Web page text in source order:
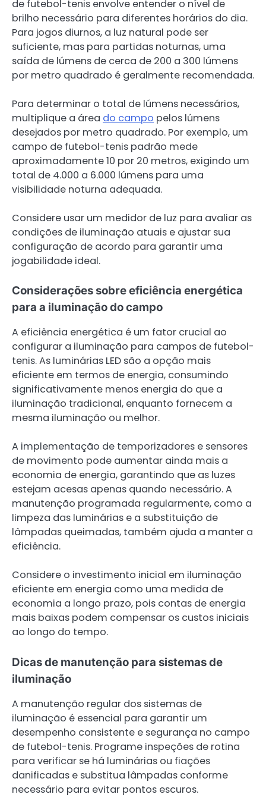
de futebol-tenis envolve entender o nível de
brilho necessário para diferentes horários do dia.
Para jogos diurnos, a luz natural pode ser
suficiente, mas para partidas noturnas, uma
saída de lúmens de cerca de 200 a 300 lúmens
por metro quadrado é geralmente recomendada.
Para determinar o total de lúmens necessários,
multiplique a área do campo pelos lúmens
desejados por metro quadrado. Por exemplo, um
campo de futebol-tenis padrão mede
aproximadamente 10 por 20 metros, exigindo um
total de 4.000 a 6.000 lúmens para uma
visibilidade noturna adequada.
Considere usar um medidor de luz para avaliar as
condições de iluminação atuais e ajustar sua
configuração de acordo para garantir uma
jogabilidade ideal.
Considerações sobre eficiência energética
para a iluminação do campo
A eficiência energética é um fator crucial ao
configurar a iluminação para campos de futebol-
tenis. As luminárias LED são a opção mais
eficiente em termos de energia, consumindo
significativamente menos energia do que a
iluminação tradicional, enquanto fornecem a
mesma iluminação ou melhor.
A implementação de temporizadores e sensores
de movimento pode aumentar ainda mais a
economia de energia, garantindo que as luzes
estejam acesas apenas quando necessário. A
manutenção programada regularmente, como a
limpeza das luminárias e a substituição de
lâmpadas queimadas, também ajuda a manter a
eficiência.
Considere o investimento inicial em iluminação
eficiente em energia como uma medida de
economia a longo prazo, pois contas de energia
mais baixas podem compensar os custos iniciais
ao longo do tempo.
Dicas de manutenção para sistemas de
iluminação
A manutenção regular dos sistemas de
iluminação é essencial para garantir um
desempenho consistente e segurança no campo
de futebol-tenis. Programe inspeções de rotina
para verificar se há luminárias ou fiações
danificadas e substitua lâmpadas conforme
necessário para evitar pontos escuros.